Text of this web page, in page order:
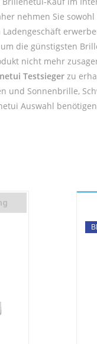
nehmen Sie
die günstigsten
nicht mehr
Testsieger zu
Sonnenbrille,
Auswahl